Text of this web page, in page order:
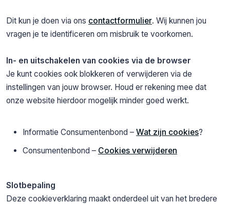
Dit kun je doen via ons contactformulier. Wij kunnen jou
vragen je te identificeren om misbruik te voorkomen.
In- en uitschakelen van cookies via de browser
Je kunt cookies ook blokkeren of verwijderen via de
instellingen van jouw browser. Houd er rekening mee dat
onze website hierdoor mogelijk minder goed werkt.
Informatie Consumentenbond – Wat zijn cookies?
Consumentenbond – Cookies verwijderen
Slotbepaling
Deze cookieverklaring maakt onderdeel uit van het bredere